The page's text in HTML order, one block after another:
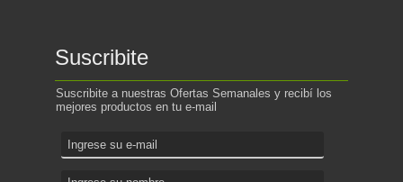
Suscribite
Suscribite a nuestras Ofertas Semanales y recibí los
mejores productos en tu e-mail